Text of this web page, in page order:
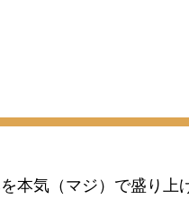
を本気（マジ）で盛り